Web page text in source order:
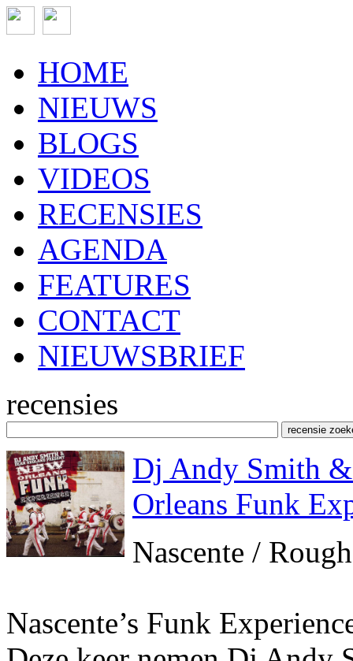
HOME
NIEUWS
BLOGS
VIDEOS
RECENSIES
AGENDA
FEATURES
CONTACT
NIEUWSBRIEF
recensies
Dj Andy Smith &
Orleans Funk
Nascente /
Nascente’s Funk